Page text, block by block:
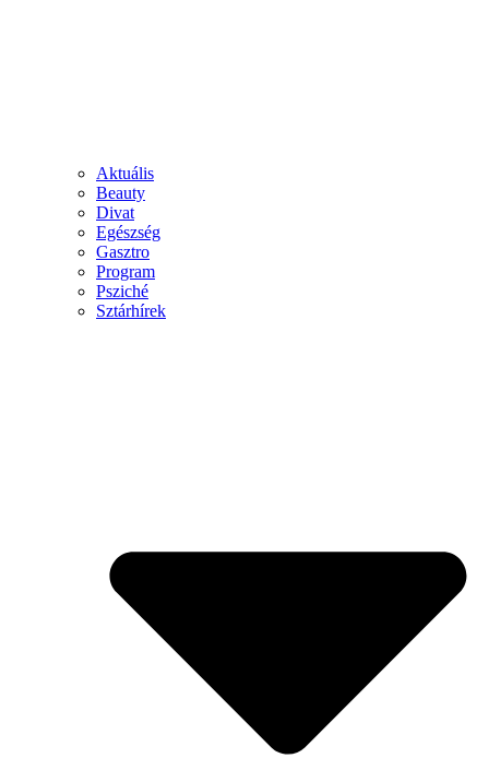
Aktuális
Beauty
Divat
Egészség
Gasztro
Program
Psziché
Sztárhírek